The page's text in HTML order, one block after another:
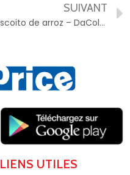
SUIVANT
Biscoito de arroz – DaColonia – DaColonia – DaColonia – 89343203
LIENS UTILES